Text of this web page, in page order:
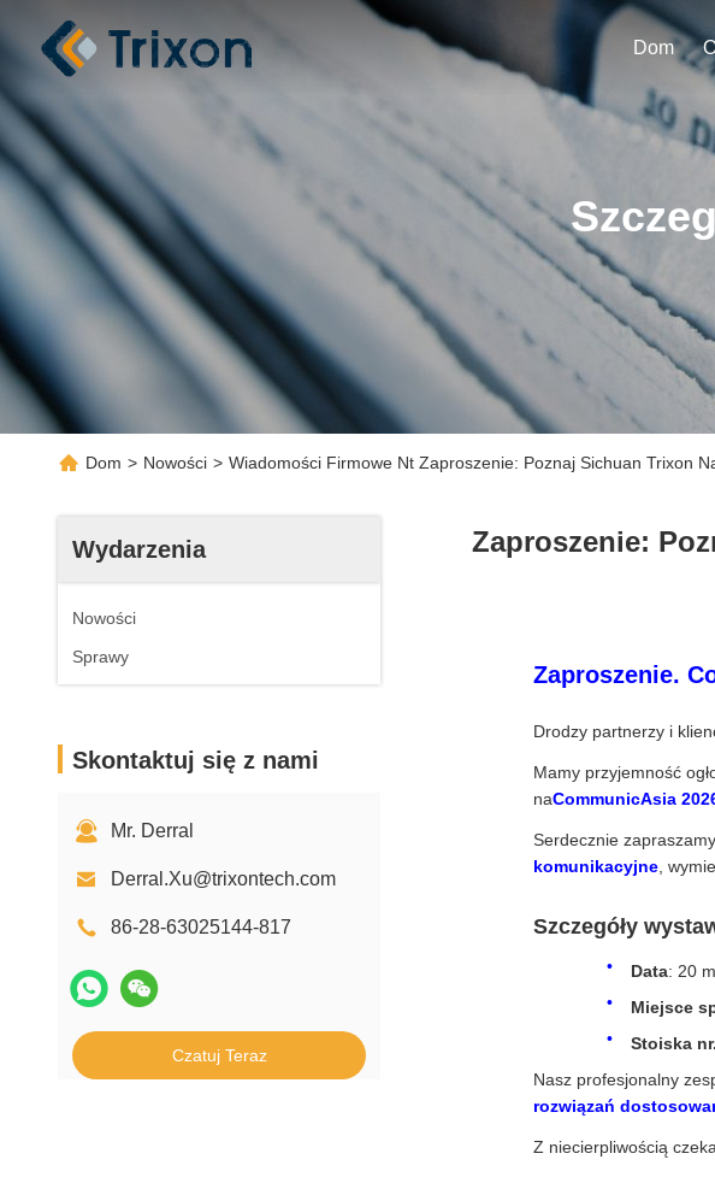
Dom
Dom > Nowości > Wiadomości Firmowe Nt Zaproszenie: Poznaj Sichuan Trixon
Wydarzenia
Nowości
Sprawy
Skontaktuj się z nami
Mr. Derral
Derral.Xu@trixontech.com
86-28-63025144-817
Czatuj Teraz
Zaproszenie:
Zaproszenie.
Drodzy partnerzy i
Mamy przyjemność
naCommunicAsia
Serdecznie
komunikacyjne ,
Szczegóły
Data: 20
Miejsce
Stoiska nr.
Nasz profesjonalny
rozwiązań
Z niecierpliwością